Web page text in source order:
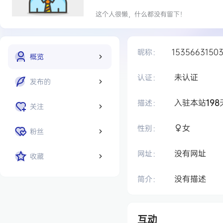
这个人很懒，什么都没有留下！
概览
发布的
关注
粉丝
收藏
昵称： 15356631503
认证： 未认证
描述： 入驻本站198
性别： 女
网址： 没有网址
简介： 没有描述
互动